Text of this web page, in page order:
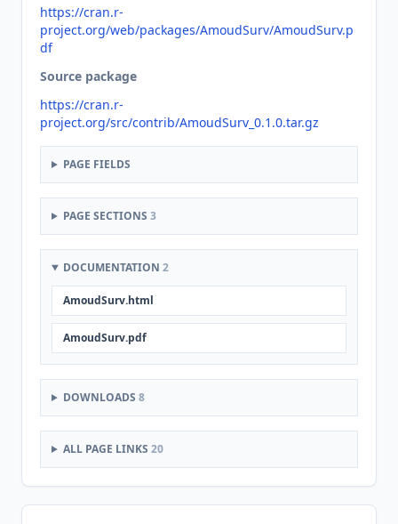
https://cran.r-
project.org/web/packages/AmoudSurv/AmoudSurv.p
df
Source package
https://cran.r-
project.org/src/contrib/AmoudSurv_0.1.0.tar.gz
PAGE FIELDS
PAGE SECTIONS 3
DOCUMENTATION 2
AmoudSurv.html
AmoudSurv.pdf
DOWNLOADS 8
ALL PAGE LINKS 20